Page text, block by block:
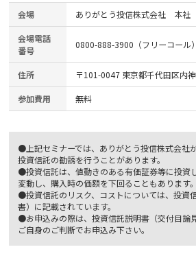
会場 ありがとう投信株式会社 本社
会場電話
番号
0800-888-3900（フリーコール）
住所 〒101-0047 東京都千代田区内
参加費用 無料
●上記セミナーでは、ありがとう投信株式会社
投資信託の勧誘を行うことがあります。
●投資信託は、値動きのある有価証券等に投資
変動し、購入時の価額を下回ることもあります。
●投資信託のリスク、コストについては、投資
書）に記載されています。
●お申込みの際は、投資信託説明書（交付目論
ご自身のご判断でお申込み下さい。